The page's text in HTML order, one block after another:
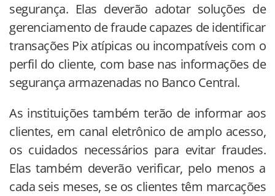
segurança. Elas deverão adotar soluções de
gerenciamento de fraude capazes de identificar
transações Pix atípicas ou incompatíveis com o
perfil do cliente, com base nas informações de
segurança armazenadas no Banco Central.
As instituições também terão de informar aos
clientes, em canal eletrônico de amplo acesso,
os cuidados necessários para evitar fraudes.
Elas também deverão verificar, pelo menos a
cada seis meses, se os clientes têm marcações